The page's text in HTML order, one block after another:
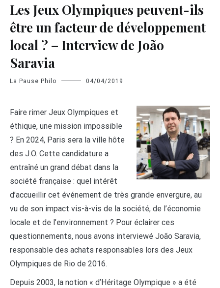
Les Jeux Olympiques peuvent-ils
être un facteur de développement
local ? – Interview de João
Saravia
La Pause Philo 04/04/2019
Faire rimer Jeux Olympiques et
éthique, une mission impossible
? En 2024, Paris sera la ville hôte
des J.O. Cette candidature a
entraîné un grand débat dans la
société française : quel intérêt
d’accueillir cet événement de très grande envergure, au
vu de son impact vis-à-vis de la société, de l’économie
locale et de l’environnement ? Pour éclairer ces
questionnements, nous avons interviewé João Saravia,
responsable des achats responsables lors des Jeux
Olympiques de Rio de 2016.
Depuis 2003, la notion « d’Héritage Olympique » a été